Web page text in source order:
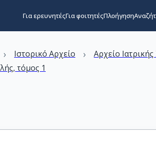
Για ερευνητέςΓια φοιτητέςΠλοήγηση
› Ιστορικό Αρχείο › Αρχείο
τόμος 1